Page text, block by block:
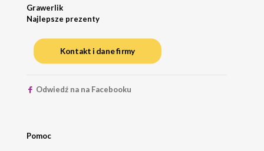
Grawerlik
Najlepsze prezenty
Kontakt i dane firmy
Odwiedź na na Facebooku
Pomoc